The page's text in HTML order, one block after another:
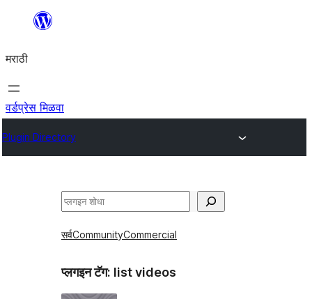
सामुग्रीवर
मराठी
वर्डप्रेस मिळवा
Plugin Directory
शोधा
सर्वCommunityCommercial
प्लगइन टॅग: list videos